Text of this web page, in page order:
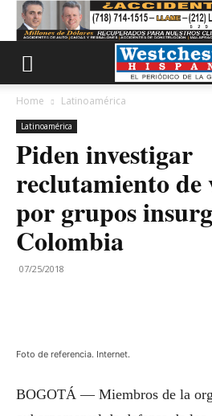
Home Latinoamérica
Latinoamérica
Piden investigar
reclutamiento de
por grupos
Colombia
07/25/2018
Foto de referencia. Internet.
BOGOTÁ — Miembros de la